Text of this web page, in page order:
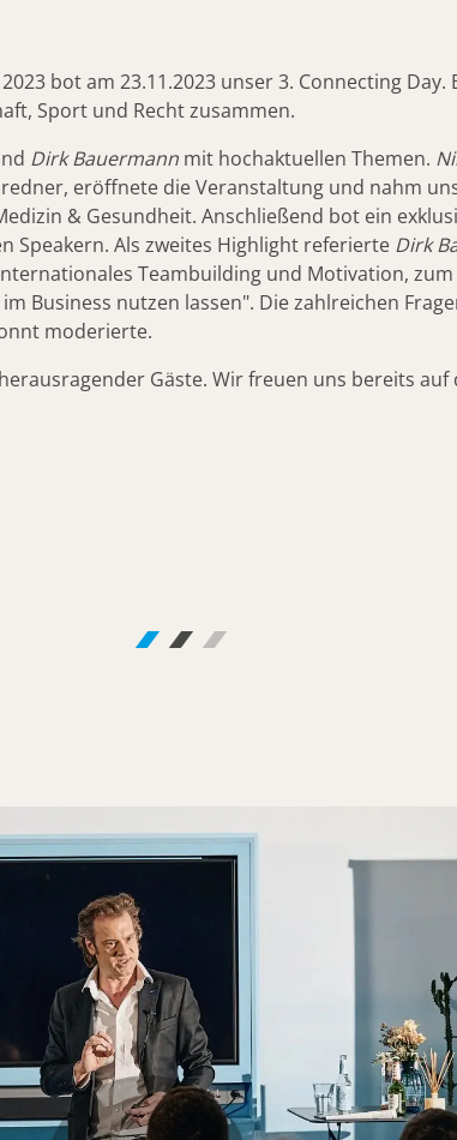
bot am 23.11.2023 unser 3. Connecting
Sport und Recht zusammen.
Dirk Bauermann mit hochaktuellen Themen.
eröffnete die Veranstaltung und nahm
& Gesundheit. Anschließend bot ein
Speakern. Als zweites Highlight referierte Dirk
Teambuilding und Motivation,
Business nutzen lassen". Die zahlreichen
moderierte.
Gäste. Wir freuen uns bereits